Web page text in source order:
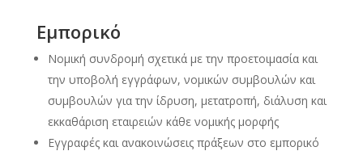
Εμπορικό
Νομική συνδρομή σχετικά με την προετοιμασία και
την υποβολή εγγράφων, νομικών συμβουλών και
συμβουλών για την ίδρυση, μετατροπή, διάλυση και
εκκαθάριση εταιρειών κάθε νομικής μορφής
Εγγραφές και ανακοινώσεις πράξεων στο εμπορικό